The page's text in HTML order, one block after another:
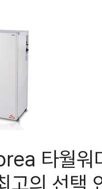
타월워
고의 선택